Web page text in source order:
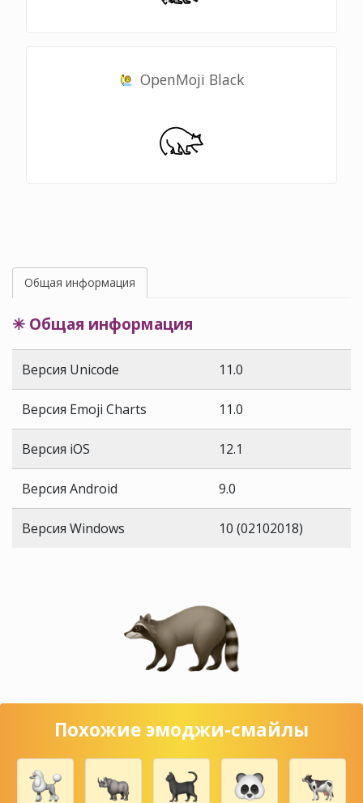
OpenMoji Black
Общая информация
✳ Общая информация
Версия Unicode 11.0
Версия Emoji Charts 11.0
Версия iOS 12.1
Версия Android 9.0
Версия Windows 10 (02102018)
Похожие эмоджи-смайлы